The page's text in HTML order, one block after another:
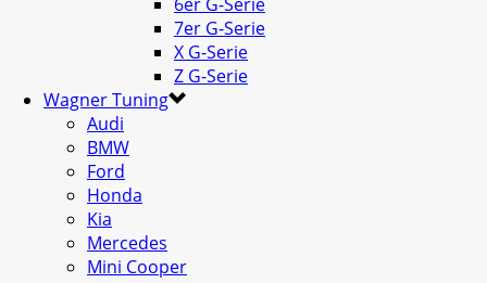
7er G-Serie
X G-Serie
Z G-Serie
Wagner Tuning
Audi
BMW
Ford
Honda
Kia
Mercedes
Mini Cooper